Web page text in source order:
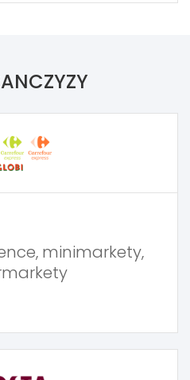
minimarkety,